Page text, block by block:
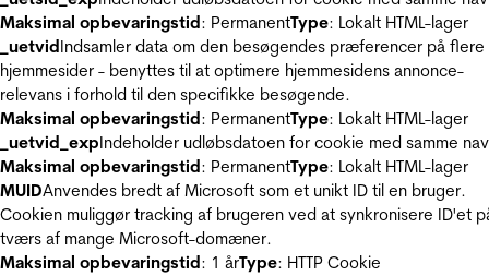
Maksimal opbevaringstid: PermanentType: Lokalt HTML-lager
_uetvidIndsamler data om den besøgendes præferencer på flere
hjemmesider - benyttes til at optimere hjemmesidens annonce-
relevans i forhold til den specifikke besøgende.
Maksimal opbevaringstid: PermanentType: Lokalt HTML-lager
_uetvid_expIndeholder udløbsdatoen for cookie med samme
Maksimal opbevaringstid: PermanentType: Lokalt HTML-lager
MUIDAnvendes bredt af Microsoft som et unikt ID til en bruger.
Cookien muliggør tracking af brugeren ved at synkronisere ID'et
tværs af mange Microsoft-domæner.
Maksimal opbevaringstid: 1 årType: HTTP Cookie